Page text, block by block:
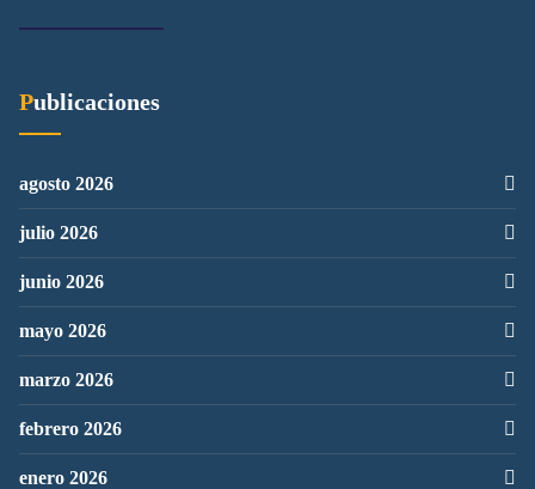
Publicaciones
agosto 2026
julio 2026
junio 2026
mayo 2026
marzo 2026
febrero 2026
enero 2026